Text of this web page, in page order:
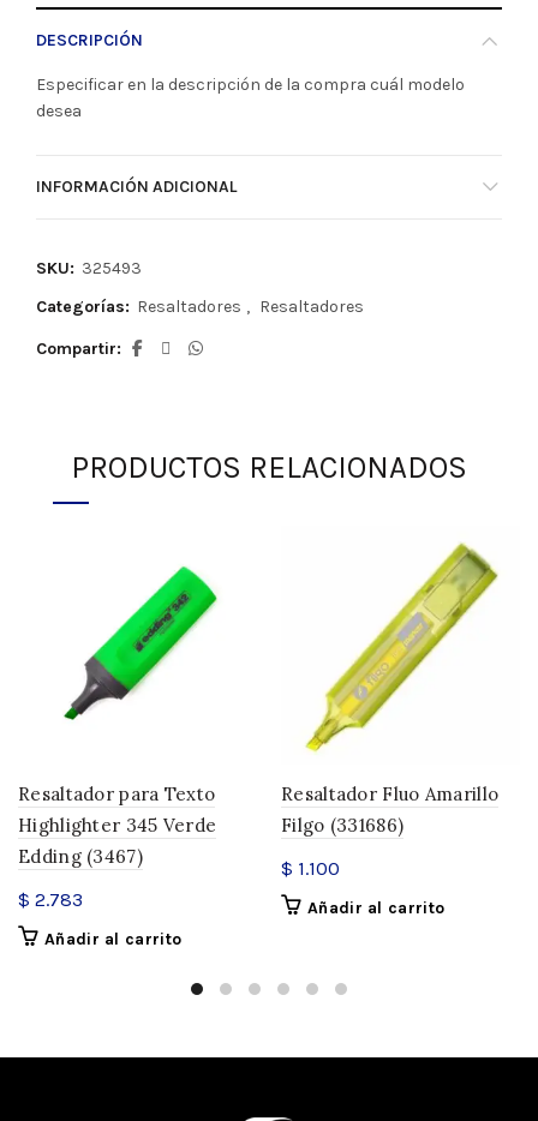
DESCRIPCIÓN
Especificar en la descripción de la compra cuál modelo
desea
INFORMACIÓN ADICIONAL
SKU: 325493
Categorías: Resaltadores , Resaltadores
Compartir
PRODUCTOS RELACIONADOS
Resaltador para Texto
Highlighter 345 Verde
Edding (3467)
$ 2.783
Añadir al carrito
Resaltador Fluo Amarillo
Filgo (331686)
$ 1.100
Añadir al carrito